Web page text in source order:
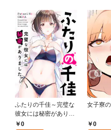
ふたりの千佳～完璧な
彼女には秘密がありま
した(1)
0
女子寮
0